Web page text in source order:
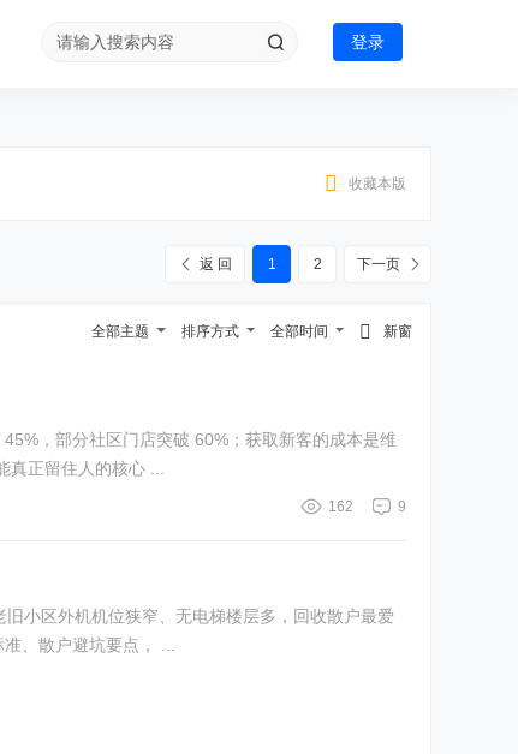
登录
收藏本版
1 2 下一页
返 回
新窗
全部时间
排序方式
全部主题
，部分社区门店突破 60%；获取新客的成本是维
正留住人的核心 ...
9
162
小区外机机位狭窄、无电梯楼层多，回收散户最爱
、散户避坑要点， ...